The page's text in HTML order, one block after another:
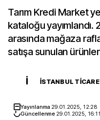
Tarım Kredi Market
kataloğu
arasında mağaza
satışa sunulan
İ İSTANBUL
Yayınlanma 29.01.2025, 12:28
Güncellenme 29.01.2025, 16:11